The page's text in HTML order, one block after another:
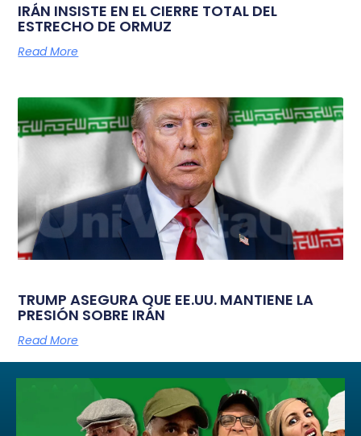
IRÁN INSISTE EN EL CIERRE TOTAL DEL
ESTRECHO DE ORMUZ
Read More
TRUMP ASEGURA QUE EE.UU. MANTIENE LA
PRESIÓN SOBRE IRÁN
Read More